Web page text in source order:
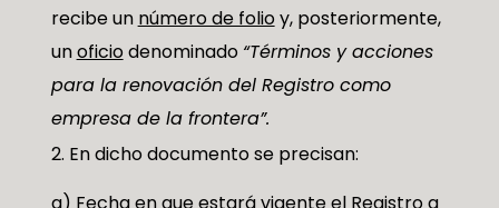
recibe un número de folioy, posteriormente,
unoficiodenominado “Términos y acciones
para la renovación del Registro como
empresa de la frontera”.
En dicho documento se precisan: